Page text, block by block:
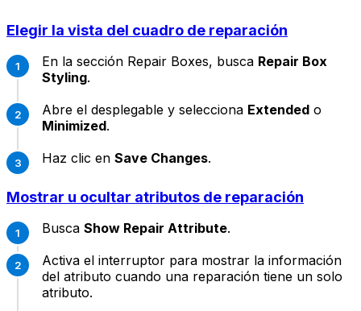
Elegir la vista del cuadro de reparación
En la sección Repair Boxes, busca Repair Box
Styling.
Abre el desplegable y selecciona Extended o
Minimized.
Haz clic en Save Changes.
Mostrar u ocultar atributos de reparación
Busca Show Repair Attribute.
Activa el interruptor para mostrar la información
del atributo cuando una reparación tiene un solo
atributo.